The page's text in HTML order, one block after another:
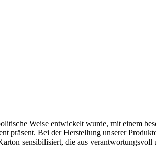
Weise entwickelt wurde, mit einem
präsent. Bei der Herstellung unserer
sensibilisiert, die aus